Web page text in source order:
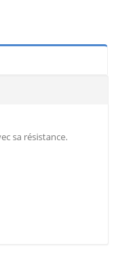
sa résistance.